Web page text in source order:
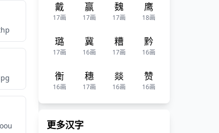
戴
17画
赢
17画
魏
17画
鹰
18画
璐
17画
冀
16画
糟
17画
黔
16画
衡
16画
穗
17画
燚
16画
赞
16画
更多汉字